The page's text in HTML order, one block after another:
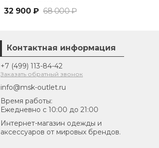
32 900 ₽ 68 000 ₽
Контактная информация
+7 (499) 113-84-42
Заказать обратный звонок
info@msk-outlet.ru
Время работы:
Ежедневно с 10:00 до 21:00
Интернет-магазин одежды и
аксессуаров от мировых брендов.